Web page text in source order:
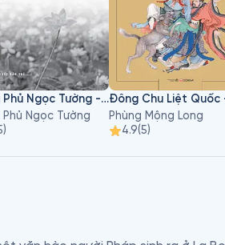
Hoàng Phủ Ngọc Tường - Tập 1
Phủ Ngọc Tường
)
Phùng Mộng Long
4.9(5)